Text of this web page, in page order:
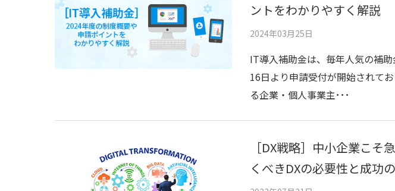
ントをわかりやすく解説
2024年03月25日
IT導入補助金は、毎年人気の補
16日より申請受付が開始されて
る企業・個人事業主･･･
［DX戦略］中小企業こそ
くべきDXの必要性と成功